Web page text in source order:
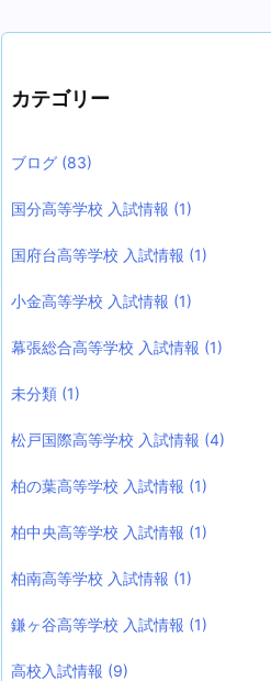
カテゴリー
ブログ (83)
国分高等学校 入試情報 (1)
国府台高等学校 入試情報 (1)
小金高等学校 入試情報 (1)
幕張総合高等学校 入試情報 (1)
未分類 (1)
松戸国際高等学校 入試情報 (4)
柏の葉高等学校 入試情報 (1)
柏中央高等学校 入試情報 (1)
柏南高等学校 入試情報 (1)
鎌ヶ谷高等学校 入試情報 (1)
高校入試情報 (9)